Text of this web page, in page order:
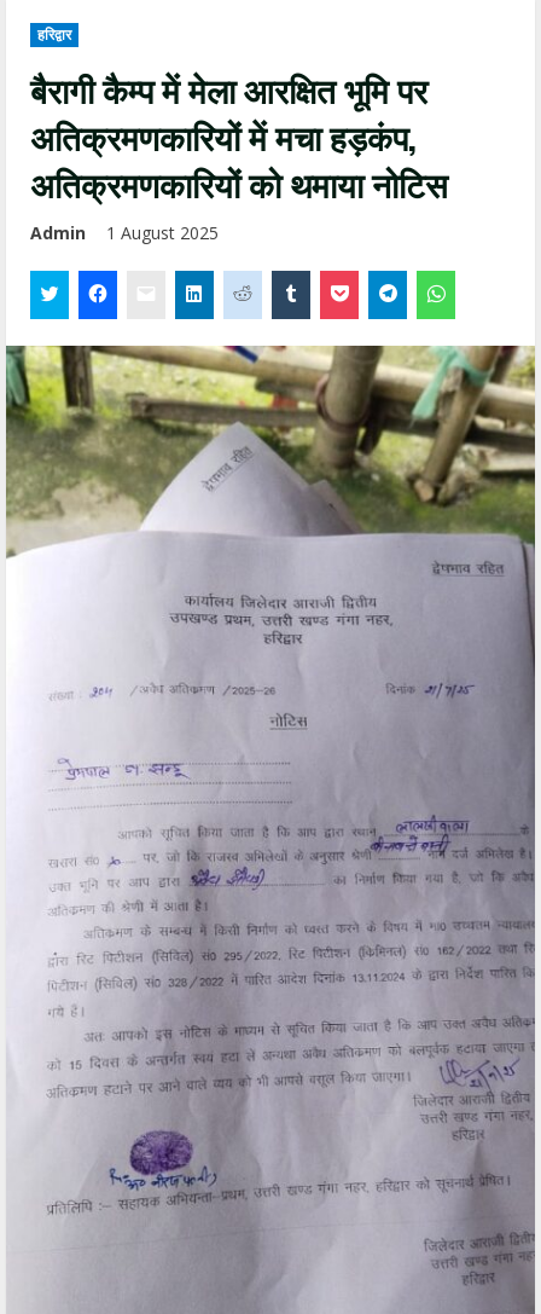
हरिद्वार
बैरागी कैम्प में मेला आरक्षित भूमि पर
अतिक्रमणकारियों में मचा हड़कंप,
अतिक्रमणकारियों को थमाया नोटिस
Admin 1 August 2025